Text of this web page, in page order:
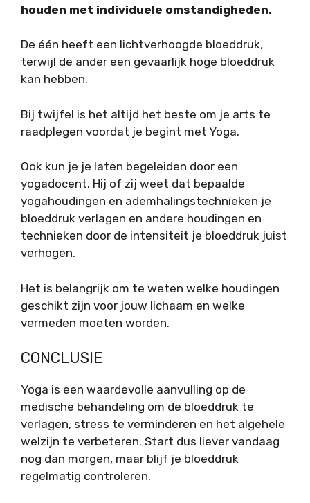
houden met individuele omstandigheden.
De één heeft een lichtverhoogde bloeddruk,
terwijl de ander een gevaarlijk hoge bloeddruk
kan hebben.
Bij twijfel is het altijd het beste om je arts te
raadplegen voordat je begint met Yoga.
Ook kun je je laten begeleiden door een
yogadocent. Hij of zij weet dat bepaalde
yogahoudingen en ademhalingstechnieken je
bloeddruk verlagen en andere houdingen en
technieken door de intensiteit je bloeddruk juist
verhogen.
Het is belangrijk om te weten welke houdingen
geschikt zijn voor jouw lichaam en welke
vermeden moeten worden.
CONCLUSIE
Yoga is een waardevolle aanvulling op de
medische behandeling om de bloeddruk te
verlagen, stress te verminderen en het algehele
welzijn te verbeteren. Start dus liever vandaag
nog dan morgen, maar blijf je bloeddruk
regelmatig controleren.